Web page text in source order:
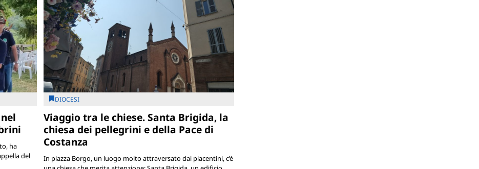
ha
del
DIOCESI
Viaggio tra le chiese. Santa Brigida, la
chiesa dei pellegrini e della Pace di
Costanza
In piazza Borgo, un luogo molto attraversato dai piacentini, c’è